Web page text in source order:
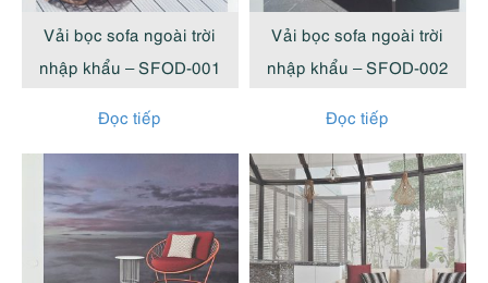
Vải bọc sofa ngoài trời
nhập khẩu – SFOD-001
Đọc tiếp
Vải bọc sofa ngoài trời
nhập khẩu – SFOD-002
Đọc tiếp